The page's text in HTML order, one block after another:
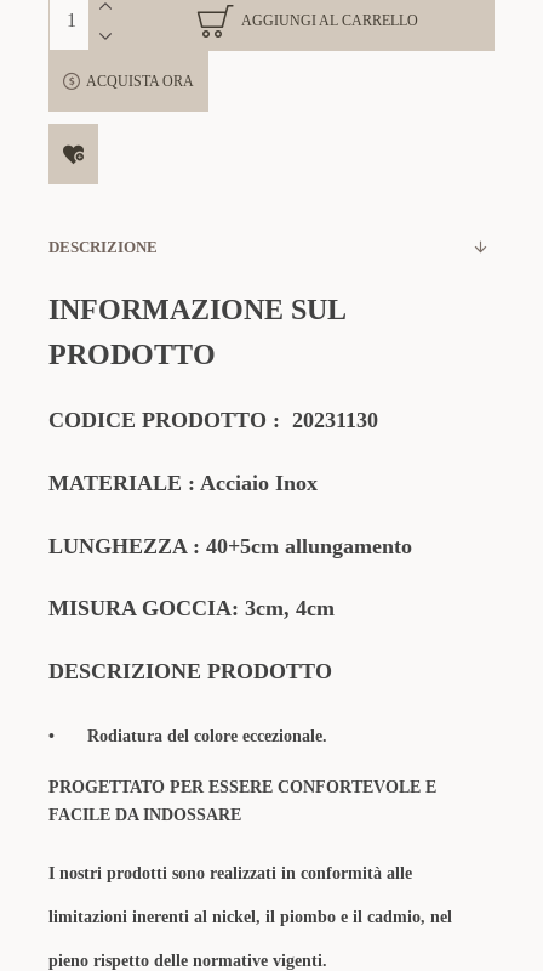
AGGIUNGI AL CARRELLO
ACQUISTA ORA
DESCRIZIONE
INFORMAZIONE SUL
PRODOTTO
CODICE PRODOTTO : 20231130
MATERIALE : Acciaio Inox
LUNGHEZZA : 40+5cm allungamento
MISURA GOCCIA: 3cm, 4cm
DESCRIZIONE PRODOTTO
• Rodiatura del colore eccezionale.
PROGETTATO PER ESSERE CONFORTEVOLE E
FACILE DA INDOSSARE
I nostri prodotti sono realizzati in conformità alle
limitazioni inerenti al nickel, il piombo e il cadmio, nel
pieno rispetto delle normative vigenti.